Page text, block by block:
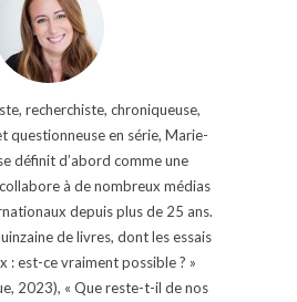
recherchiste, chroniqueuse,
questionneuse en série, Marie-
définit d’abord comme une
à de nombreux médias
depuis plus de 25 ans.
de livres, dont les essais
: est-ce vraiment possible ? »
2023), « Que reste-t-il de nos